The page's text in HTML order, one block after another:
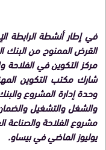
في إطار أنشطة الرابطة
القرض الممنوح من البنك
مركز التكوين في الفلاحة
شارك مكتب التكوين
وحدة إدارة المشروع
والشغل والتشغيل
يوليوز الماضي في بيساو.